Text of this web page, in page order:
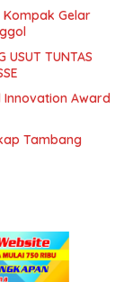
Kompak Gelar
USUT TUNTAS
Innovation Award
Tambang